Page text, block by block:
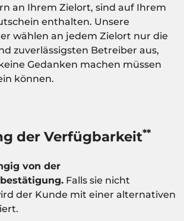
an Ihrem Zielort, sind auf Ihrem
enthalten. Unsere
wählen an jedem Zielort nur die
zuverlässigsten Betreiber aus,
Gedanken machen müssen
können.
der Verfügbarkeit**
von der
Falls sie nicht
der Kunde mit einer alternativen